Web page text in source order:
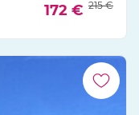
172 € 215 €